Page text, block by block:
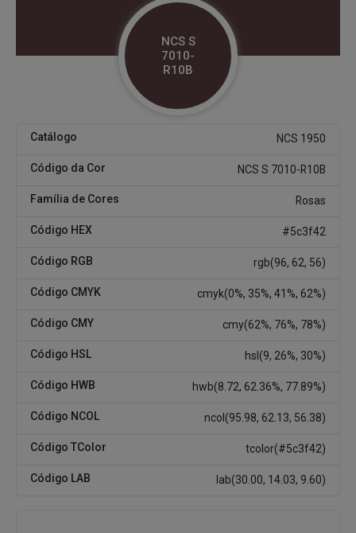
NCS S
7010-
R10B
Catálogo NCS 1950
Código da Cor NCS S 7010-R10B
Família de Cores Rosas
Código HEX #5c3f42
Código RGB rgb(96, 62, 56)
Código CMYK cmyk(0%, 35%, 41%, 62%)
Código CMY cmy(62%, 76%, 78%)
Código HSL hsl(9, 26%, 30%)
Código HWB hwb(8.72, 62.36%, 77.89%)
Código NCOL ncol(95.98, 62.13, 56.38)
Código TColor tcolor(#5c3f42)
Código LAB lab(30.00, 14.03, 9.60)